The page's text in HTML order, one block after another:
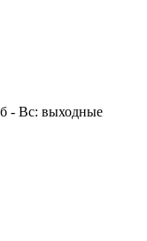
- Вс: выходные